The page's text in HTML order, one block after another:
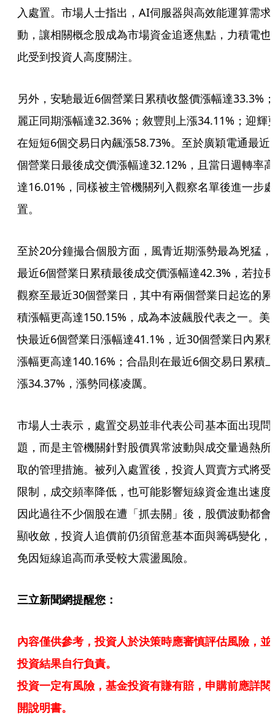
入處置。市場人士指出，AI伺服器與高效能運算需求
動，讓相關概念股成為市場資金追逐焦點，力積電也
此受到投資人高度關注。
另外，安馳最近6個營業日累積收盤價漲幅達33.3%；
麗正同期漲幅達32.36%；敘豐則上漲34.11%；迎輝
在短短6個交易日內飆漲58.73%。至於廣穎電通最近
個營業日最後成交價漲幅達32.12%，且當日週轉率高
達16.01%，同樣被主管機關列入觀察名單後進一步處
置。
至於20分鐘撮合個股方面，風青近期漲勢最為兇猛，
最近6個營業日累積最後成交價漲幅達42.3%，若拉長
觀察至最近30個營業日，其中有兩個營業日起迄的累
積漲幅更高達150.15%，成為本波飆股代表之一。美
快最近6個營業日漲幅達41.1%，近30個營業日內累
漲幅更高達140.16%；合晶則在最近6個交易日累積
漲34.37%，漲勢同樣凌厲。
市場人士表示，處置交易並非代表公司基本面出現問
題，而是主管機關針對股價異常波動與成交量過熱所
取的管理措施。被列入處置後，投資人買賣方式將受
限制，成交頻率降低，也可能影響短線資金進出速度
因此過往不少個股在遭「抓去關」後，股價波動都會
顯收斂，投資人追價前仍須留意基本面與籌碼變化，
免因短線追高而承受較大震盪風險。
三立新聞網提醒您：
內容僅供參考，投資人於決策時應審慎評估風險，並
投資結果自行負責。
投資一定有風險，基金投資有賺有賠，申購前應詳閱
開說明書。